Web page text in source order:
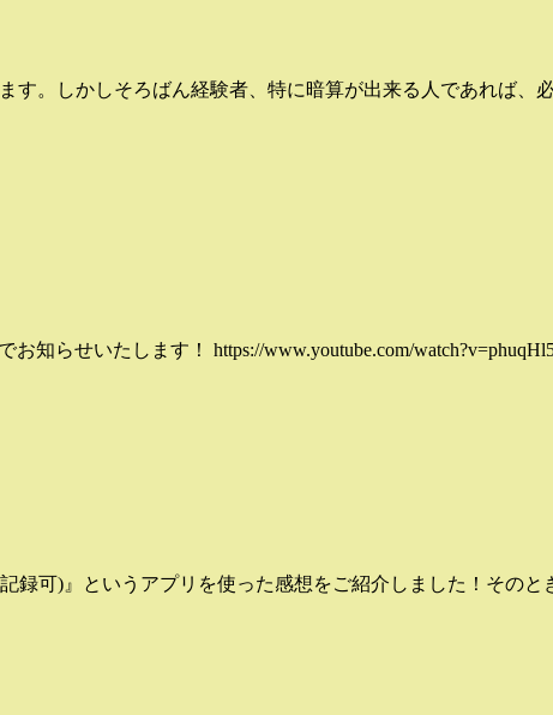
。しかしそろばん経験者、特に暗算が出来る人であれば、
知らせいたします！ https://www.youtube.com/
可)』というアプリを使った感想をご紹介しました！そのと